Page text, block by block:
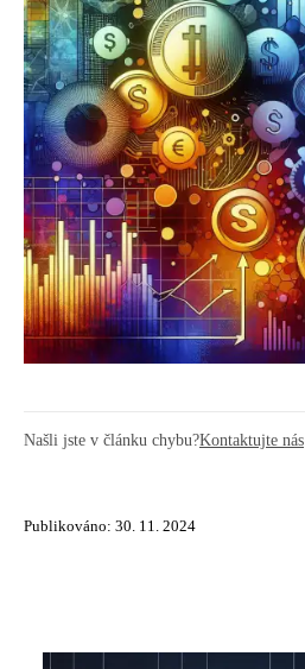
Našli jste v článku chybu?Kontaktujte nás
Publikováno: 30. 11. 2024